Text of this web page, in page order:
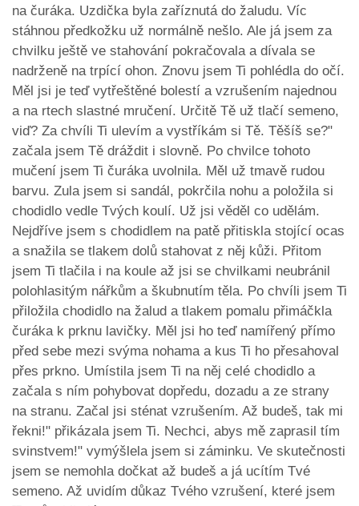
na čuráka. Uzdička byla zaříznutá do žaludu. Víc
stáhnou předkožku už normálně nešlo. Ale já jsem za
chvilku ještě ve stahování pokračovala a dívala se
nadrženě na trpící ohon. Znovu jsem Ti pohlédla do očí.
Měl jsi je teď vytřeštěné bolestí a vzrušením najednou
a na rtech slastné mručení. Určitě Tě už tlačí semeno,
viď? Za chvíli Ti ulevím a vystříkám si Tě. Těšíš se?"
začala jsem Tě dráždit i slovně. Po chvilce tohoto
mučení jsem Ti čuráka uvolnila. Měl už tmavě rudou
barvu. Zula jsem si sandál, pokrčila nohu a položila si
chodidlo vedle Tvých koulí. Už jsi věděl co udělám.
Nejdříve jsem s chodidlem na patě přitiskla stojící ocas
a snažila se tlakem dolů stahovat z něj kůži. Přitom
jsem Ti tlačila i na koule až jsi se chvilkami neubránil
polohlasitým nářkům a škubnutím těla. Po chvíli jsem Ti
přiložila chodidlo na žalud a tlakem pomalu přimáčkla
čuráka k prknu lavičky. Měl jsi ho teď namířený přímo
před sebe mezi svýma nohama a kus Ti ho přesahoval
přes prkno. Umístila jsem Ti na něj celé chodidlo a
začala s ním pohybovat dopředu, dozadu a ze strany
na stranu. Začal jsi sténat vzrušením. Až budeš, tak mi
řekni!" přikázala jsem Ti. Nechci, abys mě zaprasil tím
svinstvem!" vymýšlela jsem si záminku. Ve skutečnosti
jsem se nemohla dočkat až budeš a já ucítím Tvé
semeno. Až uvidím důkaz Tvého vzrušení, které jsem